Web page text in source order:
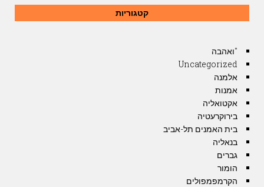
קטגוריות
"ואהבה
Uncategorized
אלמנה
אמנות
אקטואליה
בירוקרעטיה
בית האמנים תל-אביב
בנאליה
גברים
הומור
הקרמפמפולים